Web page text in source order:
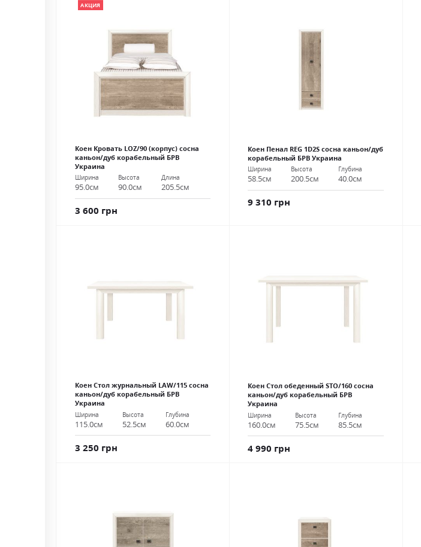
АКЦИЯ
Коен Кровать LOZ/90 (корпус) сосна
каньон/дуб корабельный БРВ
Украина
Ширина
95.0см
Высота
90.0см
Длина
205.5см
3 600 грн
Коен Пенал REG 1D2S сосна каньон/дуб
корабельный БРВ Украина
Ширина
58.5см
Высота
200.5см
Глубина
40.0см
9 310 грн
Коен Стол журнальный LAW/115 сосна
каньон/дуб корабельный БРВ
Украина
Ширина
115.0см
Высота
52.5см
Глубина
60.0см
3 250 грн
Коен Стол обеденный STO/160 сосна
каньон/дуб корабельный БРВ
Украина
Ширина
160.0см
Высота
75.5см
Глубина
85.5см
4 990 грн